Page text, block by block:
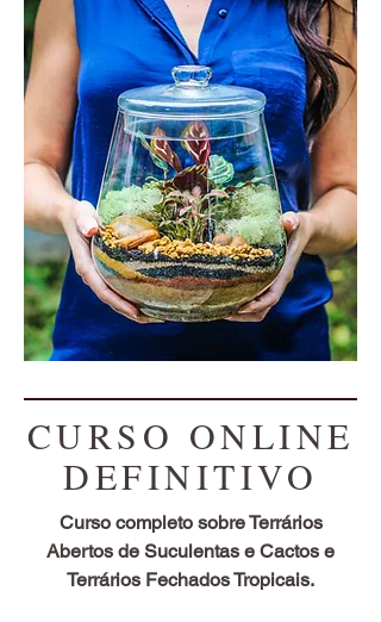
CURSO ONLINE
DEFINITIVO
Curso completo sobre Terrários
Abertos de Suculentas e Cactos e
Terrários Fechados Tropicais.